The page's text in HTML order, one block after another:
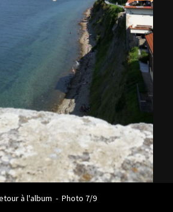
à l'album - Photo 7/9